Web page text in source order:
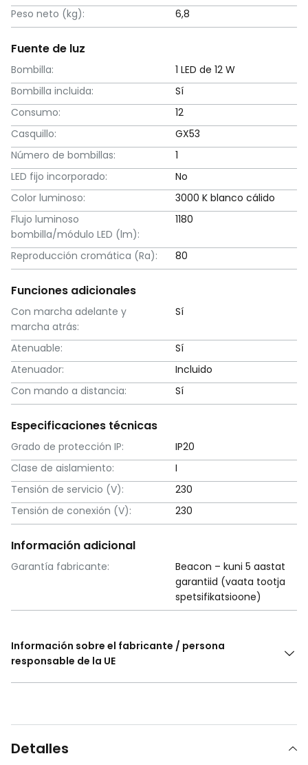
Peso neto (kg):
6,8
Fuente de luz
Bombilla:
1 LED de 12 W
Bombilla incluida:
Sí
Consumo:
12
Casquillo:
GX53
Número de bombillas:
1
LED fijo incorporado:
No
Color luminoso:
3000 K blanco cálido
Flujo luminoso
bombilla/módulo LED (lm):
1180
Reproducción cromática (Ra): 80
Funciones adicionales
Con marcha adelante y
marcha atrás:
Sí
Atenuable:
Sí
Atenuador:
Incluido
Con mando a distancia:
Sí
Especificaciones técnicas
Grado de protección IP:
IP20
Clase de aislamiento:
I
Tensión de servicio (V):
230
Tensión de conexión (V):
230
Información adicional
Garantía fabricante:
Beacon – kuni 5 aastat
garantiid (vaata tootja
spetsifikatsioone)
Información sobre el fabricante / persona
responsable de la UE
Detalles